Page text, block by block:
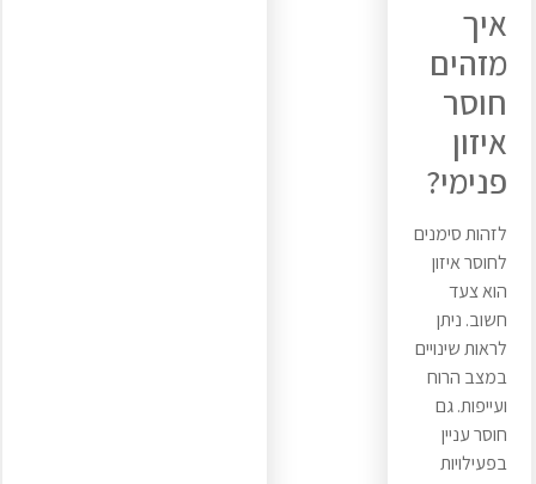
איך
מזהים
חוסר
איזון
פנימי?
לזהות סימנים
לחוסר איזון
הוא צעד
חשוב. ניתן
לראות שינויים
במצב הרוח
ועייפות. גם
חוסר עניין
בפעילויות